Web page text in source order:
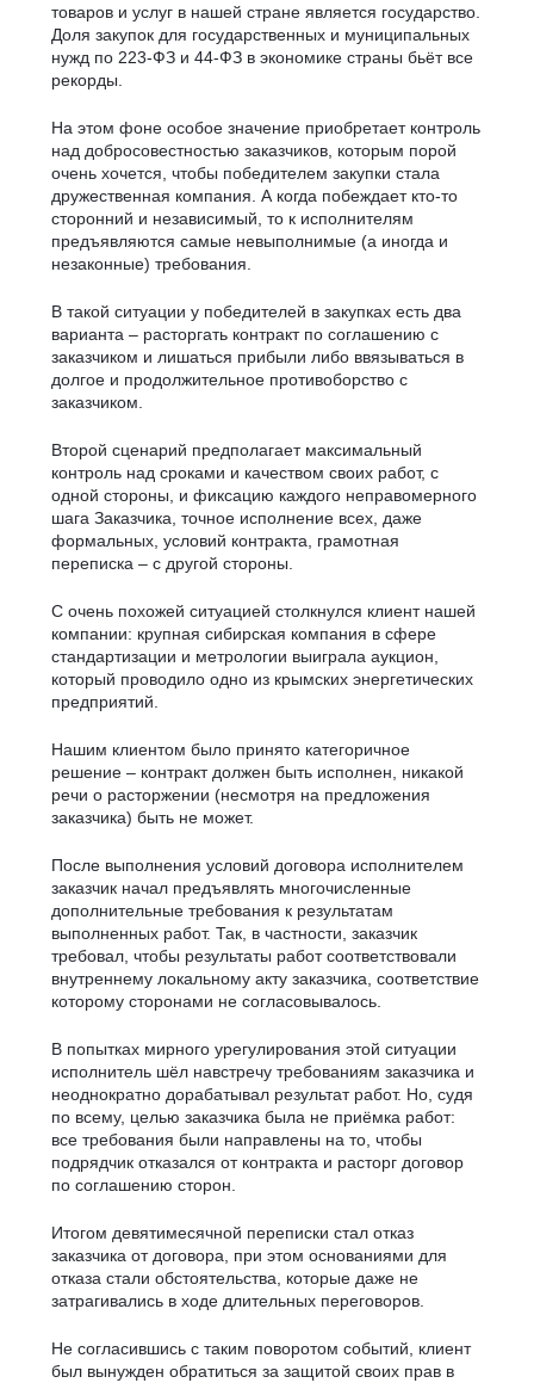
товаров и услуг в нашей стране является государство.
Доля закупок для государственных и муниципальных
нужд по 223-ФЗ и 44-ФЗ в экономике страны бьёт все
рекорды.
На этом фоне особое значение приобретает контроль
над добросовестностью заказчиков, которым порой
очень хочется, чтобы победителем закупки стала
дружественная компания. А когда побеждает кто-то
сторонний и независимый, то к исполнителям
предъявляются самые невыполнимые (а иногда и
незаконные) требования.
В такой ситуации у победителей в закупках есть два
варианта – расторгать контракт по соглашению с
заказчиком и лишаться прибыли либо ввязываться в
долгое и продолжительное противоборство с
заказчиком.
Второй сценарий предполагает максимальный
контроль над сроками и качеством своих работ, с
одной стороны, и фиксацию каждого неправомерного
шага Заказчика, точное исполнение всех, даже
формальных, условий контракта, грамотная
переписка – с другой стороны.
С очень похожей ситуацией столкнулся клиент нашей
компании: крупная сибирская компания в сфере
стандартизации и метрологии выиграла аукцион,
который проводило одно из крымских энергетических
предприятий.
Нашим клиентом было принято категоричное
решение – контракт должен быть исполнен, никакой
речи о расторжении (несмотря на предложения
заказчика) быть не может.
После выполнения условий договора исполнителем
заказчик начал предъявлять многочисленные
дополнительные требования к результатам
выполненных работ. Так, в частности, заказчик
требовал, чтобы результаты работ соответствовали
внутреннему локальному акту заказчика, соответствие
которому сторонами не согласовывалось.
В попытках мирного урегулирования этой ситуации
исполнитель шёл навстречу требованиям заказчика и
неоднократно дорабатывал результат работ. Но, судя
по всему, целью заказчика была не приёмка работ:
все требования были направлены на то, чтобы
подрядчик отказался от контракта и расторг договор
по соглашению сторон.
Итогом девятимесячной переписки стал отказ
заказчика от договора, при этом основаниями для
отказа стали обстоятельства, которые даже не
затрагивались в ходе длительных переговоров.
Не согласившись с таким поворотом событий, клиент
был вынужден обратиться за защитой своих прав в